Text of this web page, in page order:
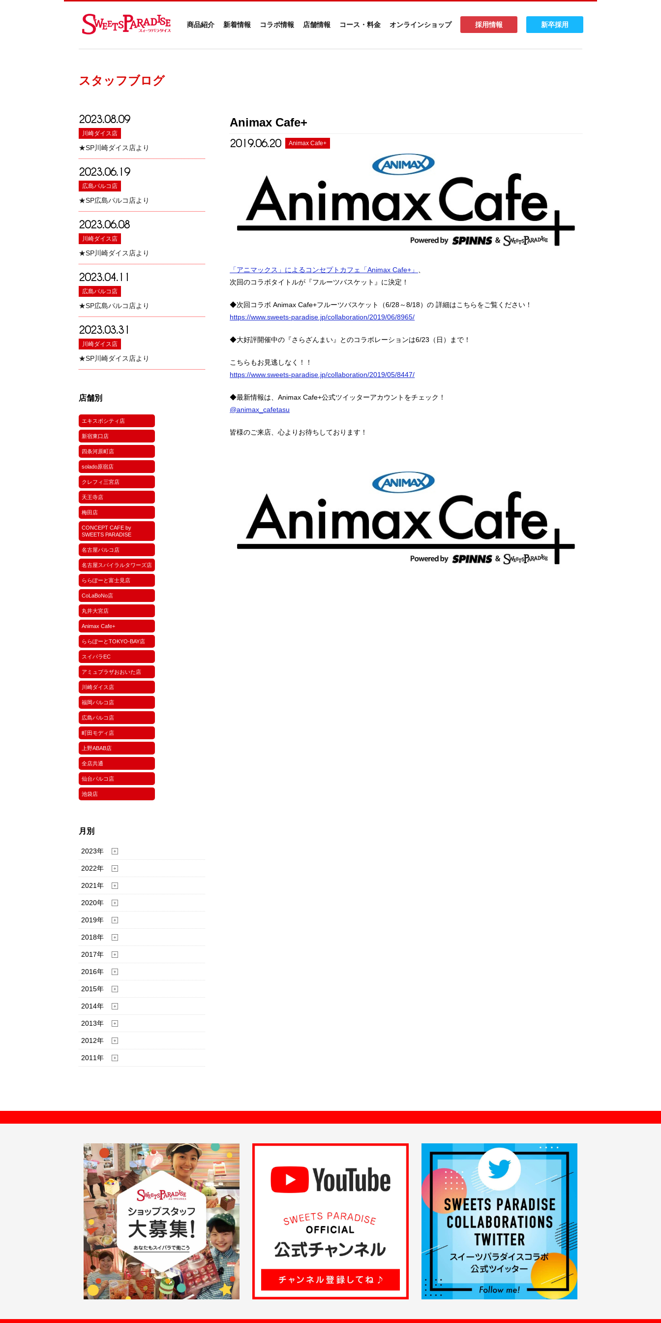
商品紹介 新着情報 コラボ情報 店舗情報 コース・料金 オンラインショップ 採用情報 新卒採用
スタッフブログ
2023.08.09
川崎ダイス店
★SP川崎ダイス店より
2023.06.19
広島パルコ店
★SP広島パルコ店より
2023.06.08
川崎ダイス店
★SP川崎ダイス店より
2023.04.11
広島パルコ店
★SP広島パルコ店より
2023.03.31
川崎ダイス店
★SP川崎ダイス店より
店舗別
エキスポシティ店
新宿東口店
四条河原町店
solado原宿店
クレフィ三宮店
天王寺店
梅田店
CONCEPT CAFE by
SWEETS PARADISE
名古屋パルコ店
名古屋スパイラルタワーズ店
ららぽーと富士見店
CoLaBoNo店
丸井大宮店
Animax Cafe+
ららぽーとTOKYO-BAY店
スイパラEC
アミュプラザおおいた店
川崎ダイス店
福岡パルコ店
広島パルコ店
町田モディ店
上野ABAB店
全店共通
仙台パルコ店
池袋店
月別
2023年
2022年
2021年
2020年
2019年
2018年
2017年
2016年
2015年
2014年
2013年
2012年
2011年
Animax Cafe+
2019.06.20 Animax Cafe+
「アニマックス」によるコンセプトカフェ「Animax Cafe+」 、
次回のコラボタイトルが『フルーツバスケット』に決定！
◆次回コラボ Animax Cafe+フルーツバスケット（6/28～8/18）の 詳細はこちらをご覧ください！
https://www.sweets-paradise.jp/collaboration/2019/06/8965/
◆大好評開催中の『さらざんまい』とのコラボレーションは6/23（日）まで！
こちらもお見逃しなく！！
https://www.sweets-paradise.jp/collaboration/2019/05/8447/
◆最新情報は、Animax Cafe+公式ツイッターアカウントをチェック！
@animax_cafetasu
皆様のご来店、心よりお待ちしております！